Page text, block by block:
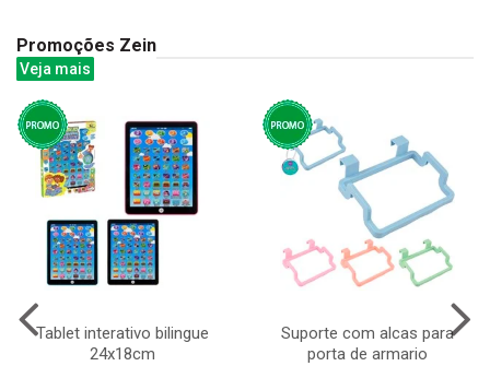
Promoções Zein
Veja mais
Tablet interativo bilingue
24x18cm
Suporte com alcas para
porta de armario